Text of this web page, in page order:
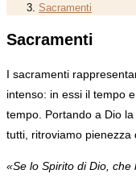
Sacramenti
Sacramenti
I sacramenti
intenso: in essi il tempo
tempo. Portando a Dio
tutti, ritroviamo pienezza
«Se lo Spirito di Dio, che